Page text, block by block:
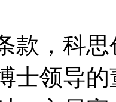
款，科
士领导